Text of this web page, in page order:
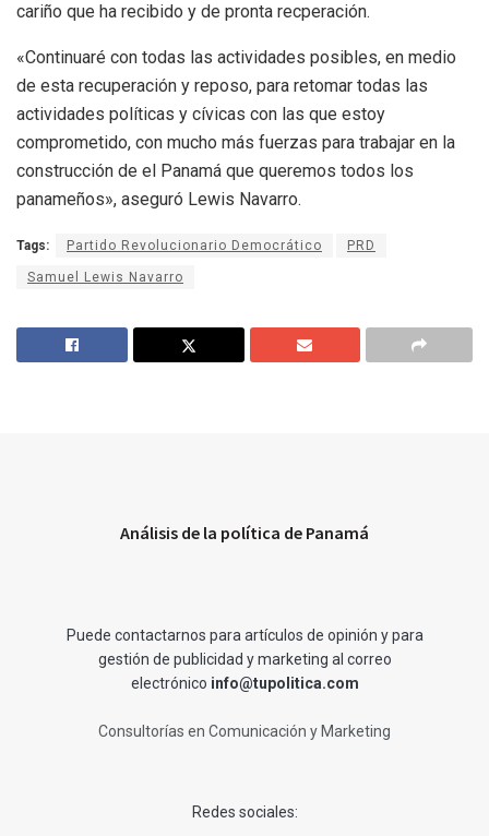
cariño que ha recibido y de pronta recperación.
«Continuaré con todas las actividades posibles, en medio
de esta recuperación y reposo, para retomar todas las
actividades políticas y cívicas con las que estoy
comprometido, con mucho más fuerzas para trabajar en la
construcción de el Panamá que queremos todos los
panameños», aseguró Lewis Navarro.
Tags: Partido Revolucionario Democrático PRD
Samuel Lewis Navarro
Análisis de la política de Panamá
Puede contactarnos para artículos de opinión y para
gestión de publicidad y marketing al correo
electrónico info@tupolitica.com
Consultorías en Comunicación y Marketing
Redes sociales: